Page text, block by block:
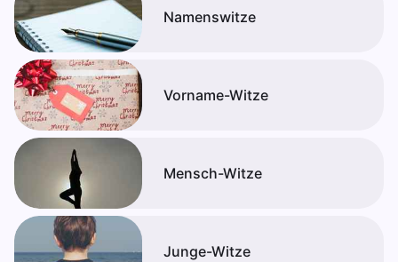
Namenswitze
Vorname-Witze
Mensch-Witze
Junge-Witze